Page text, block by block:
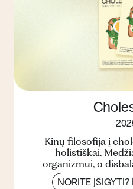
Kinų filosofija į
holistiškai.
organizmui, o
sutrikusios
NORITE